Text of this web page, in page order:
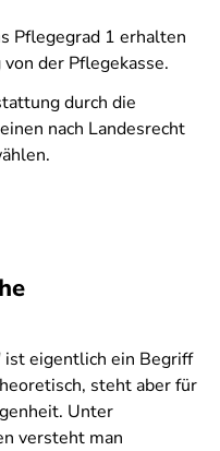
Pflegegrad 1 erhalten
der Pflegekasse.
durch die
nach Landesrecht
eigentlich ein Begriff
steht aber für
Unter
versteht man